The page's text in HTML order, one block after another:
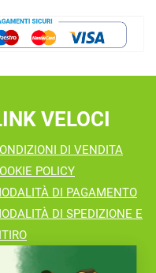
VELOCI
DI VENDITA
POLICY
DI PAGAMENTO
DI SPEDIZIONE E